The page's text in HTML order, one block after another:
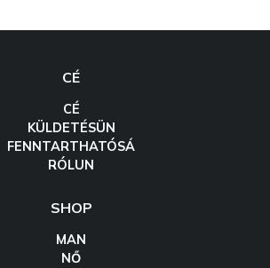
CÉ
CÉ
KÜLDETÉSÜN
FENNTARTHATÓSÁ
RÓLUN
SHOP
MAN
NŐ